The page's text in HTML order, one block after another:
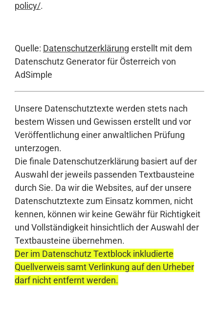
policy/.
Quelle: Datenschutzerklärung erstellt mit dem
Datenschutz Generator für Österreich von
AdSimple
Unsere Datenschutztexte werden stets nach
bestem Wissen und Gewissen erstellt und vor
Veröffentlichung einer anwaltlichen Prüfung
unterzogen.
Die finale Datenschutzerklärung basiert auf der
Auswahl der jeweils passenden Textbausteine
durch Sie. Da wir die Websites, auf der unsere
Datenschutztexte zum Einsatz kommen, nicht
kennen, können wir keine Gewähr für Richtigkeit
und Vollständigkeit hinsichtlich der Auswahl der
Textbausteine übernehmen.
Der im Datenschutz Textblock inkludierte
Quellverweis samt Verlinkung auf den Urheber
darf nicht entfernt werden.